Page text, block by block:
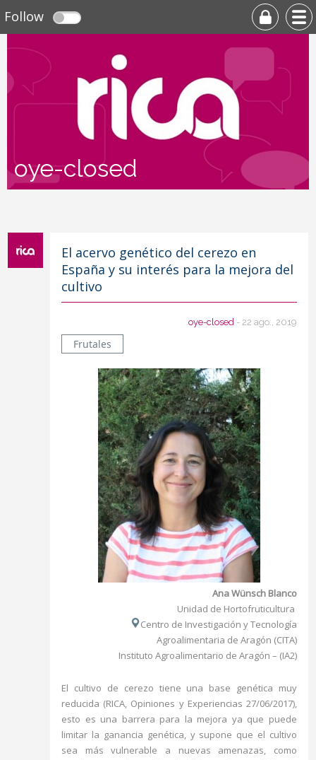
Follow
oye-closed
El acervo genético del cerezo en
España y su interés para la mejora del
cultivo
oye-closed - 22 ago., 2019
Frutales
Ana Wünsch Blanco
Unidad de Hortofruticultura
Centro de Investigación y Tecnología
Agroalimentaria de Aragón (CITA)
Instituto Agroalimentario de Aragón – (IA2)
El cultivo de cerezo tiene una base genética muy
reducida (RICA, Opiniones y Experiencias 27/06/2017),
esto es una barrera para la mejora ya que puede
limitar la ganancia genética, y supone que el cultivo
sea más vulnerable a nuevas amenazas, como